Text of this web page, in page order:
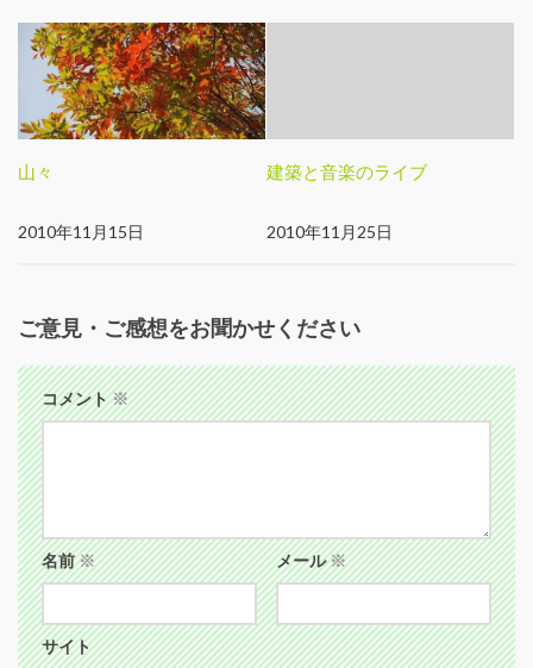
山々
2010年11月15日
建築と音楽のライブ
2010年11月25日
ご意見・ご感想をお聞かせください
コメント※
名前※ メール※
サイト